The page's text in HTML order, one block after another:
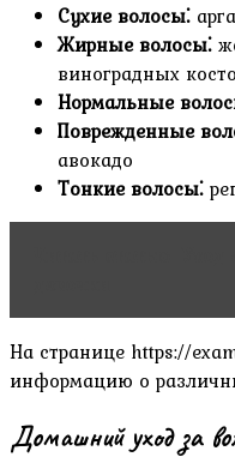
Сухие волосы⁚
Жирные волосы⁚
виноградных
Нормальные
Поврежденные
авокадо
Тонкие волосы⁚
На странице https://
информацию о
Домашний уход за